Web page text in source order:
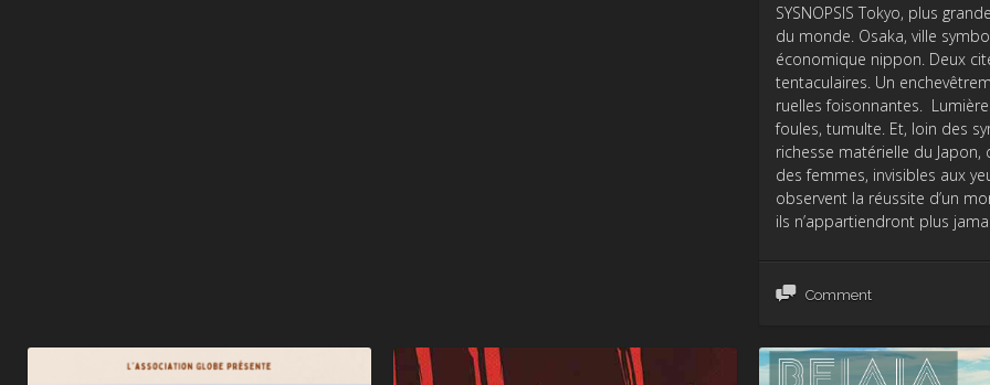
SYSNOPSIS Tokyo, plus
du monde. Osaka, ville
économique nippon. Deux
tentaculaires. Un
ruelles foisonnantes.
foules, tumulte. Et, loin des
richesse matérielle du Japon,
des femmes, invisibles aux
observent la réussite d’un
ils n’appartiendront plus
Comment